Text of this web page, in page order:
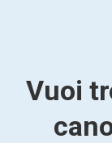
Vuoi